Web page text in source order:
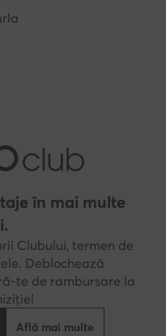
în mai multe
Clubului, termen de
Deblochează
te de rambursare la
Află mai multe